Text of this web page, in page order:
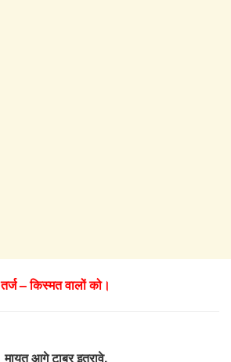
तर्ज – किस्मत वालों को।
मायत आगे टाबर इतरावे,